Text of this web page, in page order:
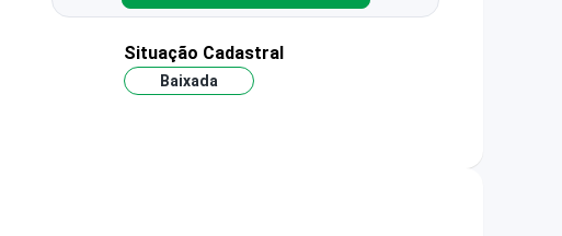
Situação Cadastral
Baixada